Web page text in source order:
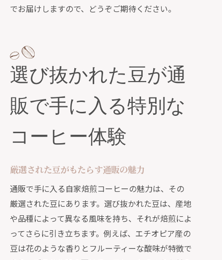
通販の香ばしいコーヒーで心を癒す
でお届けしますので、どうぞご期待ください。
選び抜かれた豆が通
販で手に入る特別な
コーヒー体験
厳選された豆がもたらす通販の魅力
通販で手に入る自家焙煎コーヒーの魅力は、その
厳選された豆にあります。選び抜かれた豆は、産地
や品種によって異なる風味を持ち、それが焙煎によ
ってさらに引き立ちます。例えば、エチオピア産の
豆は花のような香りとフルーティーな酸味が特徴で